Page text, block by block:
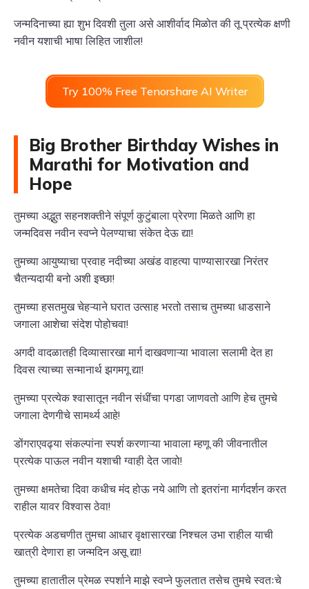
जन्मदिनाच्या ह्या शुभ दिवशी तुला असे आशीर्वाद मिळोत की तू प्रत्येक क्षणी
नवीन यशाची भाषा लिहित जाशील!
Try 100% Free Tenorshare AI Writer
Big Brother Birthday Wishes in
Marathi for Motivation and
Hope
तुमच्या अद्भुत सहनशक्तीने संपूर्ण कुटुंबाला प्रेरणा मिळते आणि हा
जन्मदिवस नवीन स्वप्ने पेलण्याचा संकेत देऊ द्या!
तुमच्या आयुष्याचा प्रवाह नदीच्या अखंड वाहत्या पाण्यासारखा निरंतर
चैतन्यदायी बनो अशी इच्छा!
तुमच्या हसतमुख चेहऱ्याने घरात उत्साह भरतो तसाच तुमच्या धाडसाने
जगाला आशेचा संदेश पोहोचवा!
अगदी वादळातही दिव्यासारखा मार्ग दाखवणाऱ्या भावाला सलामी देत हा
दिवस त्याच्या सन्मानार्थ झगमगू द्या!
तुमच्या प्रत्येक श्वासातून नवीन संधींचा पगडा जाणवतो आणि हेच तुमचे
जगाला देणगीचे सामर्थ्य आहे!
डोंगराएवढ्या संकल्पांना स्पर्श करणाऱ्या भावाला म्हणू की जीवनातील
प्रत्येक पाऊल नवीन यशाची ग्वाही देत जावो!
तुमच्या क्षमतेचा दिवा कधीच मंद होऊ नये आणि तो इतरांना मार्गदर्शन करत
राहील यावर विश्वास ठेवा!
प्रत्येक अडचणीत तुमचा आधार वृक्षासारखा निश्चल उभा राहील याची
खात्री देणारा हा जन्मदिन असू द्या!
तुमच्या हातातील प्रेमळ स्पर्शाने माझे स्वप्ने फुलतात तसेच तुमचे स्वतःचे